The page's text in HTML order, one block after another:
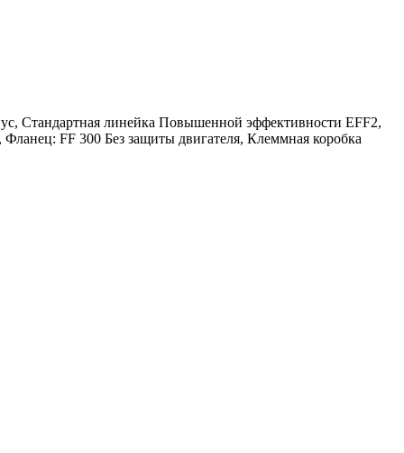
Стандартная линейка Повышенной эффективности EFF2,
FF 300 Без защиты двигателя, Клеммная коробка